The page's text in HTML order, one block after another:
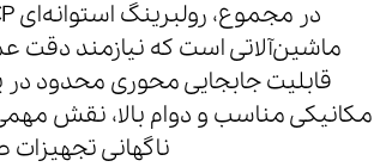
ماشین‌آلاتی است که نیازمند دقت
قابلیت جابجایی محوری محدود
مکانیکی مناسب و دوام بالا، نقش
ناگهانی